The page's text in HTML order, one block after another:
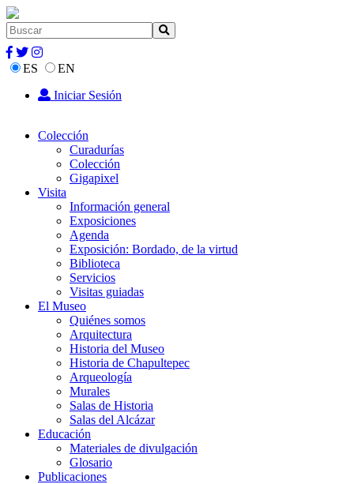
ES
EN
Iniciar Sesión
Colección
Curadurías
Colección
Gigapixel
Visita
Información general
Exposiciones
Agenda
Exposición: Bordado, de la virtud
Biblioteca
Servicios
Visitas guiadas
El Museo
Quiénes somos
Arquitectura
Historia del Museo
Historia de Chapultepec
Arqueología
Murales
Salas de Historia
Salas del Alcázar
Educación
Materiales de divulgación
Glosario
Publicaciones